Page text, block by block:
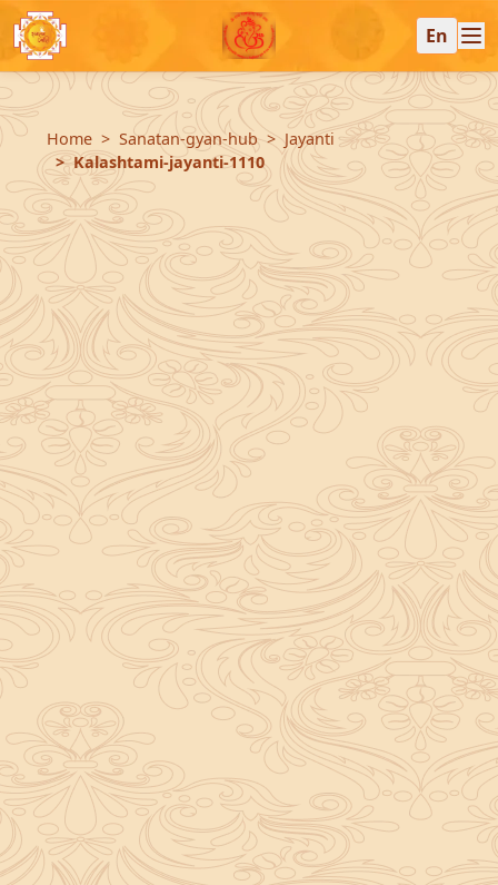
En
Home Sanatan-gyan-hub
Jayanti
Kalashtami-jayanti-1110